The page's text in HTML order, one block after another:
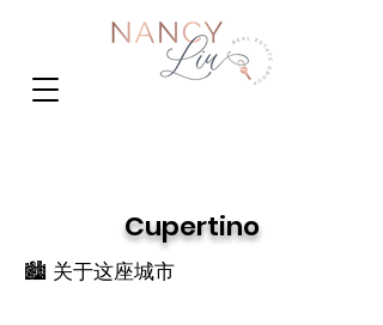
Cupertino
🏙️ 关于这座城市